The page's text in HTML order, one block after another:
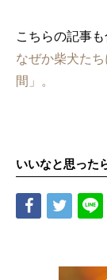
こちらの記事
なぜか柴犬た
間」。
いいなと思った
Share Tweet